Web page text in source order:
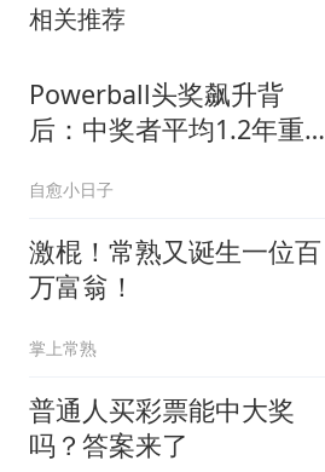
相关推荐
Powerball头奖飙升背
后：中奖者平均1.2年重回
产下
自愈小日子
激棍！常熟又诞生一位百
万富翁！
掌上常熟
普通人买彩票能中大奖
吗？答案来了